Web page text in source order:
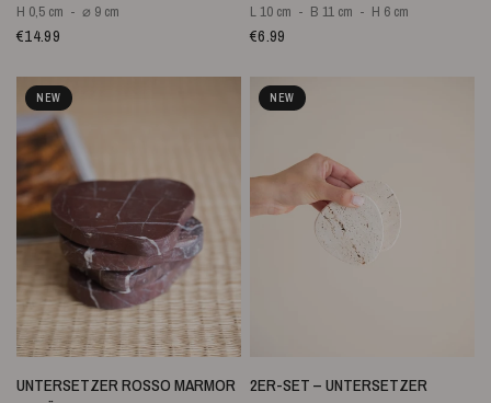
H 0,5 cm ⌀ 9 cm
€14.99
L 10 cm B 11 cm H 6 cm
€6.99
NEW
SCHNELLANSICHT
UNTERSETZER ROSSO MARMOR
NEW
SCHNELLANSICHT
2ER-SET – UNTERSETZER